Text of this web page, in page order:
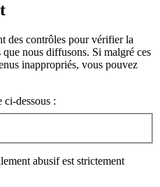
des contrôles pour vérifier la
nous diffusons. Si malgré ces
inappropriés, vous pouvez
ci-dessous :
abusif est strictement